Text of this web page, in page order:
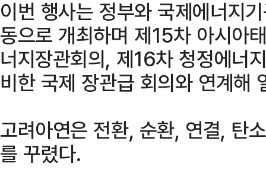
이번 행사는 정부와 국제에너지
동으로 개최하며 제15차 아시아
너지장관회의, 제16차 청정에너
비한 국제 장관급 회의와 연계해
고려아연은 전환, 순환, 연결, 탄
를 꾸렸다.